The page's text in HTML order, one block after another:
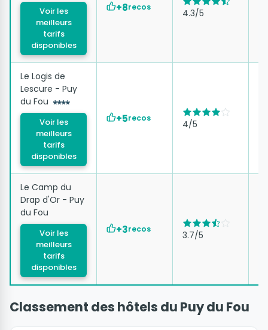
Voir les
meilleurs
tarifs
disponibles
+8recos
4.3/5
Le Logis de
Lescure - Puy
du Fou
Voir les
meilleurs
tarifs
disponibles
+5recos
4/5
Le Camp du
Drap d'Or - Puy
du Fou
Voir les
meilleurs
tarifs
disponibles
+3recos
3.7/5
Classement des hôtels du Puy du Fou
+12 photos